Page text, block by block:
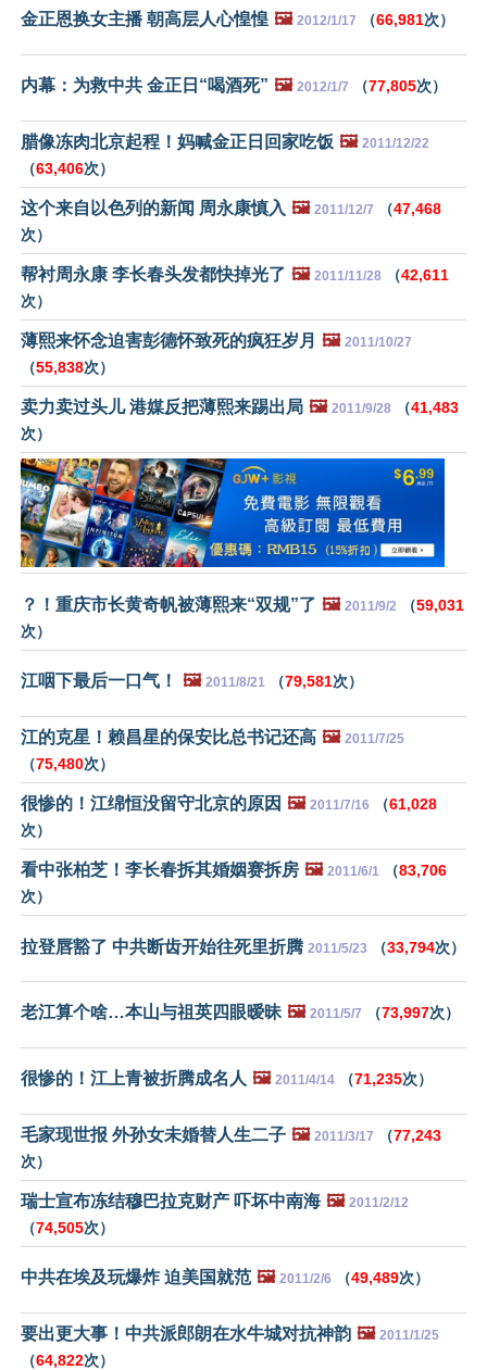
金正恩换女主播 朝高层人心惶惶 🖼️ 2012/1/17 （66,981次）
内幕：为救中共 金正日“喝酒死” 🖼️ 2012/1/7 （77,805次）
腊像冻肉北京起程！妈喊金正日回家吃饭 🖼️ 2011/12/22
（63,406次）
这个来自以色列的新闻 周永康慎入 🖼️ 2011/12/7 （47,468
次）
帮衬周永康 李长春头发都快掉光了 🖼️ 2011/11/28 （42,611
次）
薄熙来怀念迫害彭德怀致死的疯狂岁月 🖼️ 2011/10/27
（55,838次）
卖力卖过头儿 港媒反把薄熙来踢出局 🖼️ 2011/9/28 （41,483
次）
？！重庆市长黄奇帆被薄熙来“双规”了 🖼️ 2011/9/2 （59,031
次）
江咽下最后一口气！ 🖼️ 2011/8/21 （79,581次）
江的克星！赖昌星的保安比总书记还高 🖼️ 2011/7/25
（75,480次）
很惨的！江绵恒没留守北京的原因 🖼️ 2011/7/16 （61,028
次）
看中张柏芝！李长春拆其婚姻赛拆房 🖼️ 2011/6/1 （83,706
次）
拉登唇豁了 中共断齿开始往死里折腾 2011/5/23 （33,794次）
老江算个啥…本山与祖英四眼暧昧 🖼️ 2011/5/7 （73,997次）
很惨的！江上青被折腾成名人 🖼️ 2011/4/14 （71,235次）
毛家现世报 外孙女未婚替人生二子 🖼️ 2011/3/17 （77,243
次）
瑞士宣布冻结穆巴拉克财产 吓坏中南海 🖼️ 2011/2/12
（74,505次）
中共在埃及玩爆炸 迫美国就范 🖼️ 2011/2/6 （49,489次）
要出更大事！中共派郎朗在水牛城对抗神韵 🖼️ 2011/1/25
（64,822次）